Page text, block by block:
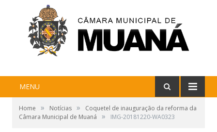
MENU
Home » Notícias »
Coquetel de inauguração da reforma da
Câmara Municipal de Muaná
» IMG-20181220-WA0323